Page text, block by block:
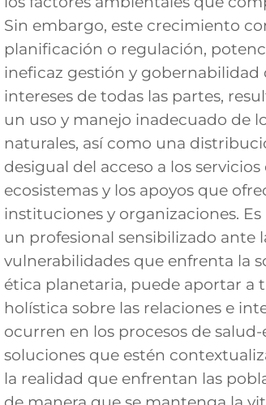
Sin embargo, este crecimiento
planificación o regulación,
ineficaz gestión y gobernabilidad
intereses de todas las partes,
un uso y manejo inadecuado de
naturales, así como una
desigual del acceso a los
ecosistemas y los apoyos que
instituciones y organizaciones.
un profesional sensibilizado ante
vulnerabilidades que enfrenta la
ética planetaria, puede aportar a
holística sobre las relaciones e
ocurren en los procesos de
soluciones que estén
la realidad que enfrentan las